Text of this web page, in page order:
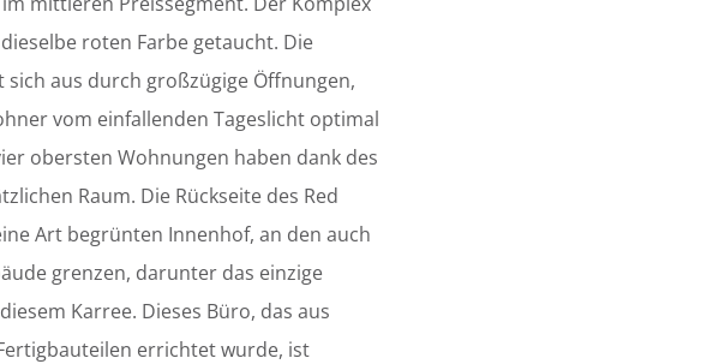
roten Farbe getaucht. Die
sich aus durch großzügige Öffnungen,
vom einfallenden Tageslicht optimal
obersten Wohnungen haben dank des
Raum. Die Rückseite des Red
Art begrünten Innenhof, an den auch
grenzen, darunter das einzige
Karree. Dieses Büro, das aus
errichtet wurde, ist